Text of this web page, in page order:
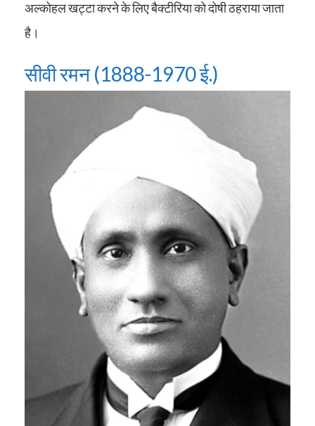
अल्कोहल खट्टा करने के लिए बैक्टीरिया को दोषी ठहराया जाता
है।
सीवी रमन (1888-1970 ई.)